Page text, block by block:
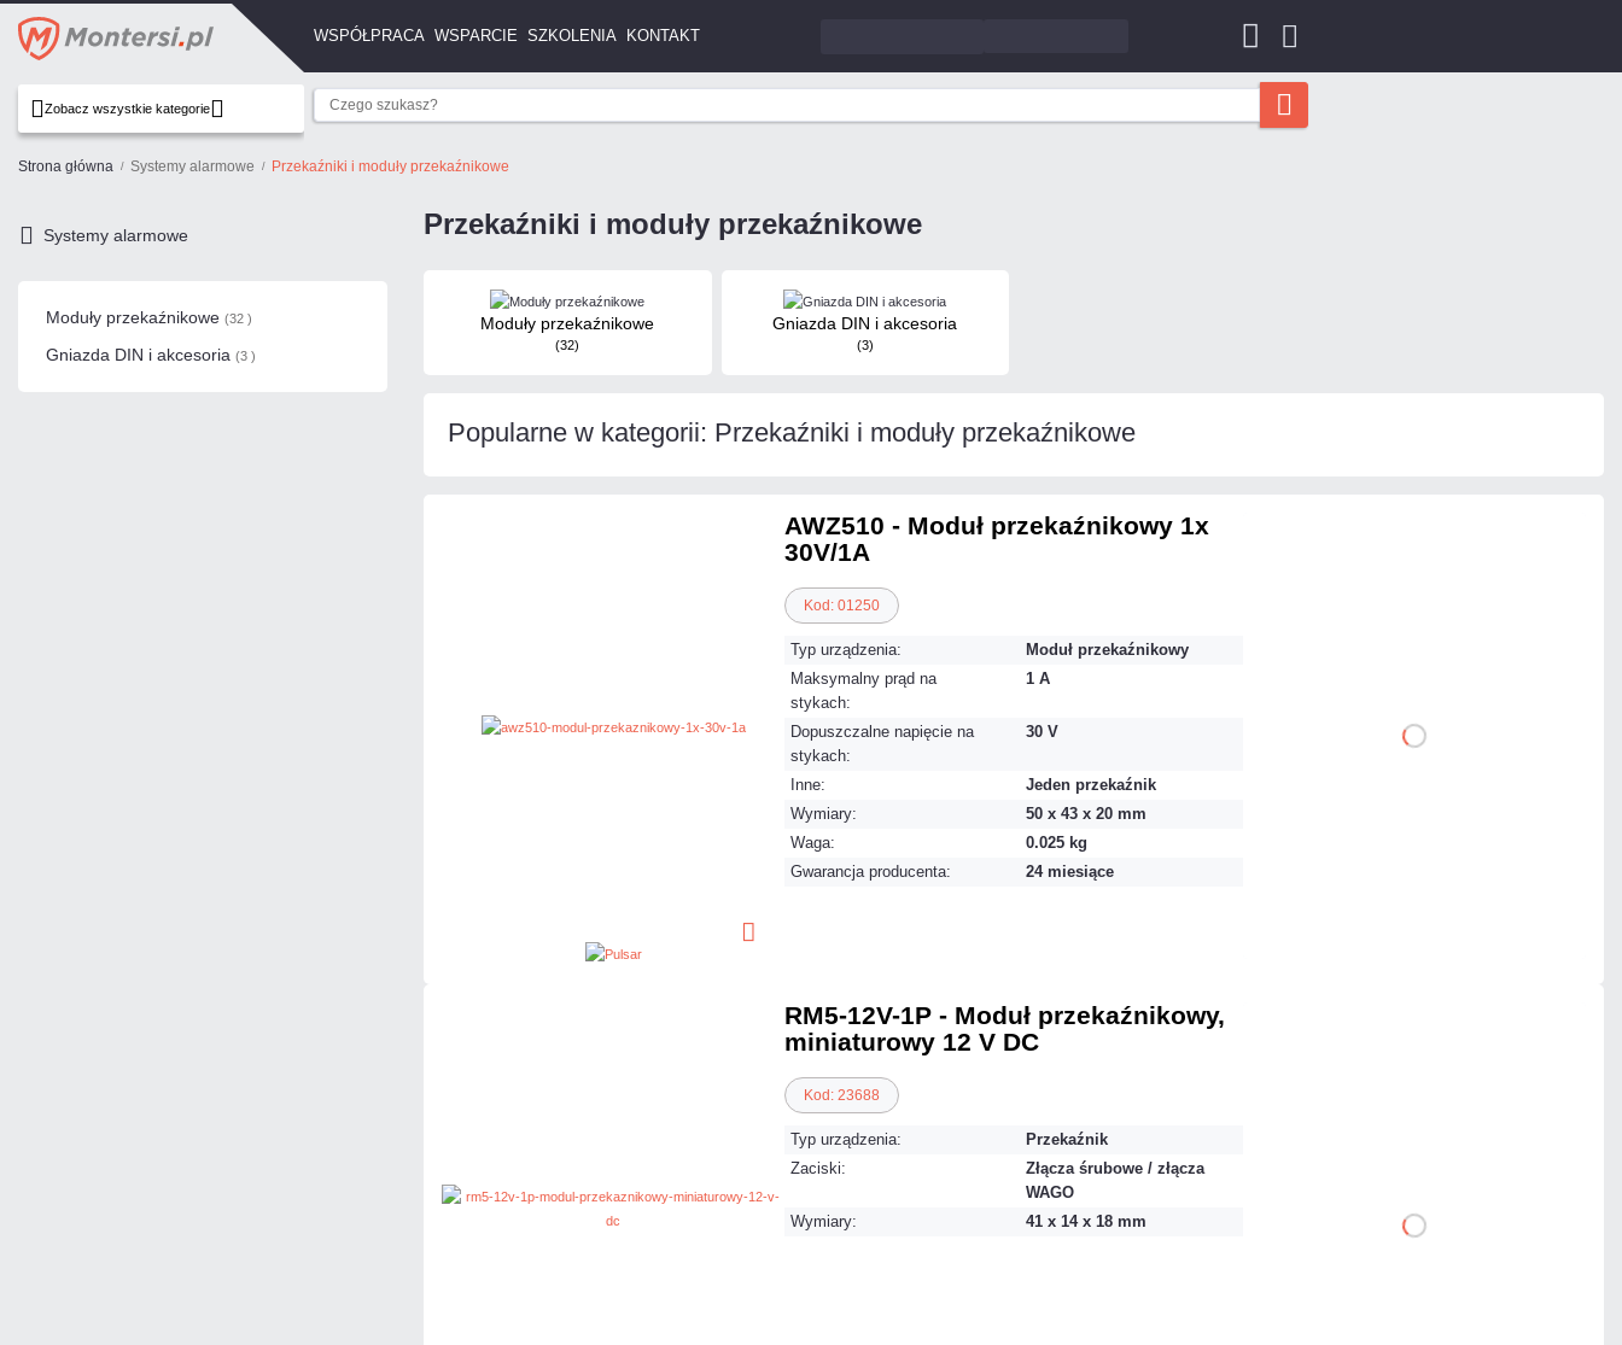
WSPÓŁPRACA WSPARCIE SZKOLENIA KONTAKT
Zobacz wszystkie kategorie
Strona główna Systemy alarmowe Przekaźniki i moduły przekaźnikowe
Systemy alarmowe
Moduły przekaźnikowe (32 )
Gniazda DIN i akcesoria (3 )
Przekaźniki i moduły przekaźnikowe
Moduły przekaźnikowe
(32)
Gniazda DIN i akcesoria
(3)
Popularne w kategorii: Przekaźniki i moduły przekaźnikowe
AWZ510 - Moduł przekaźnikowy 1x
30V/1A
Kod: 01250
Typ urządzenia:
Moduł przekaźnikowy
Maksymalny prąd na
stykach:
1 A
Dopuszczalne napięcie na
stykach:
30 V
Inne:
Jeden przekaźnik
Wymiary:
50 x 43 x 20 mm
Waga:
0.025 kg
Gwarancja producenta:
24 miesiące
DO KOSZYKA
RM5-12V-1P - Moduł przekaźnikowy,
miniaturowy 12 V DC
Kod: 23688
Typ urządzenia:
Przekaźnik
Zaciski:
Złącza śrubowe / złącza
WAGO
Wymiary:
41 x 14 x 18 mm
DO KOSZYKA